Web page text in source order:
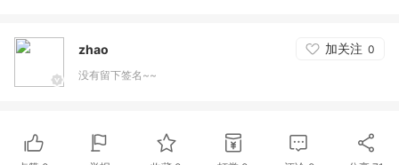
zhao 加关注 0
没有留下签名~~